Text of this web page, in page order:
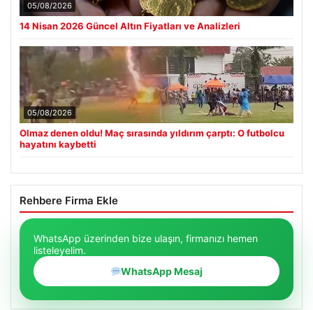
05/08/2026
14 Nisan 2026 Güncel Altın Fiyatları ve Analizleri
05/08/2026
Olmaz denen oldu! Maç sırasında yıldırım çarptı: O futbolcu
hayatını kaybetti
Rehbere Firma Ekle
WhatsApp üzerinden bize ulaşın, firmanızı hemen
listeleyelim.
WhatsApp Mesaj